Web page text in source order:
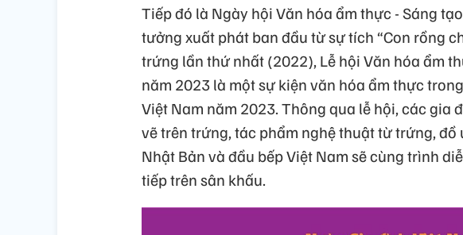
Tiếp đó là Ngày hội Văn hóa ẩm thực - Sáng
tưởng xuất phát ban đầu từ sự tích “Con rồng
trứng lần thứ nhất (2022), Lễ hội Văn hóa ẩm
năm 2023 là một sự kiện văn hóa ẩm thực
Việt Nam năm 2023. Thông qua lễ hội, các gia
vẽ trên trứng, tác phẩm nghệ thuật từ trứng,
Nhật Bản và đầu bếp Việt Nam sẽ cùng trình
tiếp trên sân khấu.